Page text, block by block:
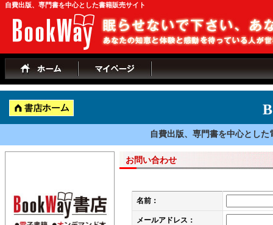
自費出版、専門書を中心とした書籍販売サイト
自費出版、専門書を中心とし
お問い合わせ
名前：
メールアドレス：